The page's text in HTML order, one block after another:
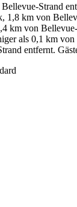
Strand
km von
km von
als 0,1 km
entfernt.